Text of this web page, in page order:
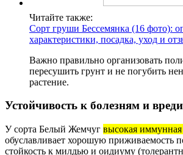
Читайте также:
Сорт груши Бессемянка (16 фото):
характеристики, посадка, уход и
Важно правильно организовать
пересушить грунт и не погубить
растение.
Устойчивость к болезням и
У сорта Белый Жемчуг высокая иммунная
обуславливает хорошую приживаемость
стойкость к милдью и оидиуму